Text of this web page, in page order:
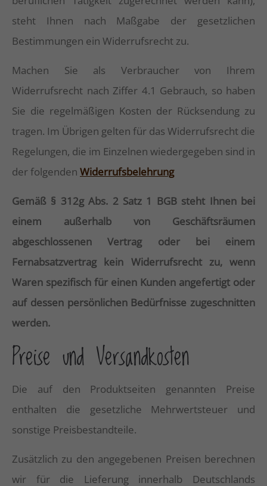
steht Ihnen nach Maßgabe der gesetzlichen
Bestimmungen ein Widerrufsrecht zu.
Machen Sie als Verbraucher von Ihrem
Widerrufsrecht nach Ziffer 4.1 Gebrauch, so haben
Sie die regelmäßigen Kosten der Rücksendung zu
tragen. Im Übrigen gelten für das Widerrufsrecht die
Regelungen, die im Einzelnen wiedergegeben sind in
der folgenden Widerrufsbelehrung
Gemäß § 312g Abs. 2 Satz 1 BGB steht Ihnen bei
einem außerhalb von Geschäftsräumen
abgeschlossenen Vertrag oder bei einem
Fernabsatzvertrag kein Widerrufsrecht zu, wenn
Waren spezifisch für einen Kunden angefertigt oder
auf dessen persönlichen Bedürfnisse zugeschnitten
werden.
Preise und Versandkosten
Die auf den Produktseiten genannten Preise
enthalten die gesetzliche Mehrwertsteuer und
sonstige Preisbestandteile.
Zusätzlich zu den angegebenen Preisen berechnen
wir für die Lieferung innerhalb Deutschlands